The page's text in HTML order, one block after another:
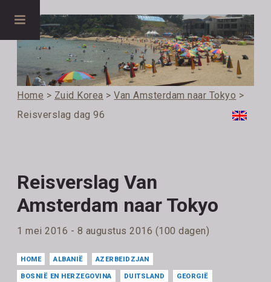
Home > Zuid Korea >Van Amsterdam naar Tokyo >
Reisverslag dag 96
Reisverslag Van
Amsterdam naar Tokyo
1 mei 2016 - 8 augustus 2016 (100 dagen)
HOME ALBANIË AZERBEIDZJAN
BOSNIË EN HERZEGOVINA DUITSLAND GEORGIË